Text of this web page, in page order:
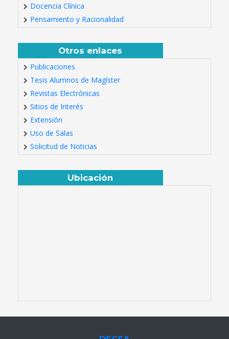
Docencia Clínica
Pensamiento y Racionalidad
Otros enlaces
Publicaciones
Tesis Alumnos de Magíster
Revistas Electrónicas
Sitios de Interés
Extensión
Uso de Salas
Solicitud de Noticias
Ubicación